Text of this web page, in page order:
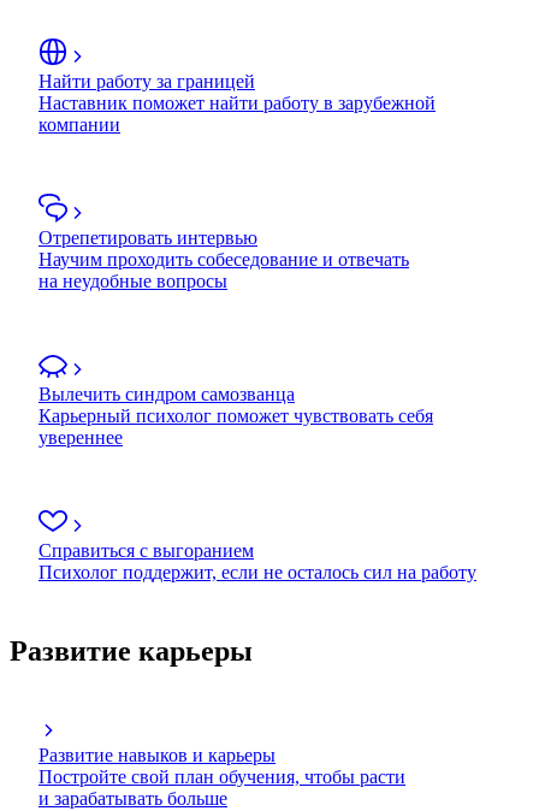
Найти работу за границей
Наставник поможет найти работу в зарубежной
компании
Отрепетировать интервью
Научим проходить собеседование и отвечать
на неудобные вопросы
Вылечить синдром самозванца
Карьерный психолог поможет чувствовать себя
увереннее
Справиться с выгоранием
Психолог поддержит, если не осталось сил на работу
Развитие карьеры
Развитие навыков и карьеры
Постройте свой план обучения, чтобы расти
и зарабатывать больше